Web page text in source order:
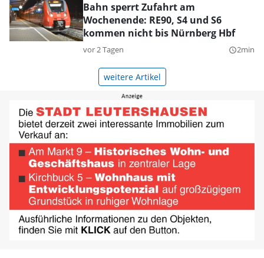
Bahn sperrt Zufahrt am
Wochenende: RE90, S4 und S6
kommen nicht bis Nürnberg Hbf
vor 2 Tagen query_builder2min
weitere Artikel